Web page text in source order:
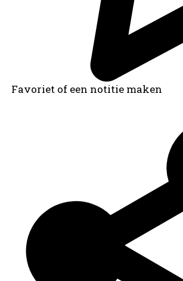
Favoriet of een notitie maken